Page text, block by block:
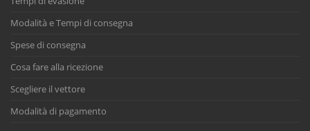
Modalità e Tempi di consegna
Spese di consegna
Cosa fare alla ricezione
Scegliere il vettore
Modalità di pagamento